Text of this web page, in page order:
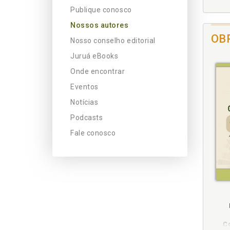
Publique conosco
Nossos autores
Nosso conselho editorial
Juruá eBooks
Onde encontrar
Eventos
Notícias
Podcasts
Fale conosco